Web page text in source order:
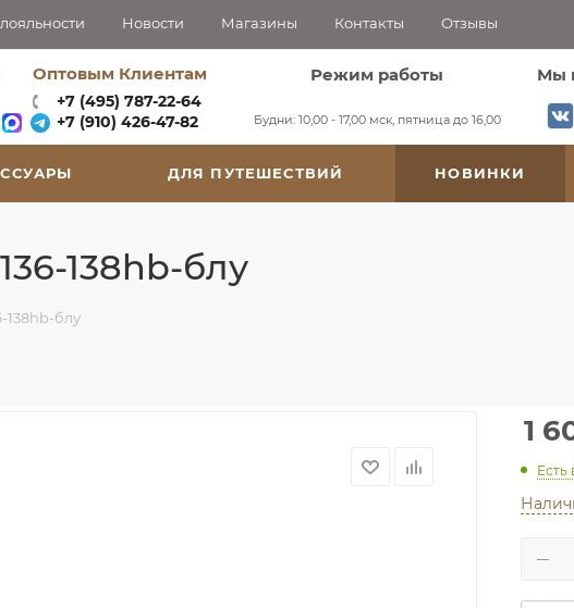
Новости Магазины Контакты Отзывы
Оптовым Клиентам
+7 (495) 787-22-64
+7 (910) 426-47-82
Режим работы
Будни: 10,00 - 17,00 мск, пятница до 16,00
Мы
ДЛЯ ПУТЕШЕСТВИЙ НОВИНКИ
138hb-блу
138hb-блу
1
Есть